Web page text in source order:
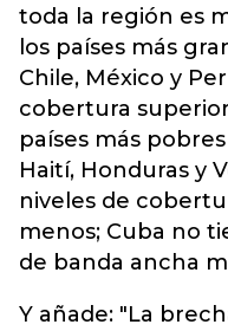
toda la región es
los países más
Chile, México y
cobertura
países más
Haití, Honduras y
niveles de
menos; Cuba no
de banda ancha
Y añade: "La